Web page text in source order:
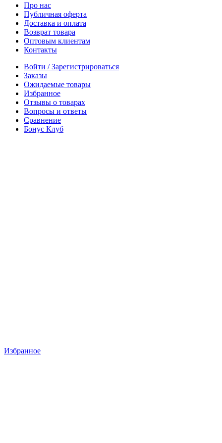
Про нас
Публичная оферта
Доставка и оплата
Возврат товара
Оптовым клиентам
Контакты
Войти / Зарегистрироваться
Заказы
Ожидаемые товары
Избранное
Отзывы о товарах
Вопросы и ответы
Сравнение
Бонус Клуб
Избранное